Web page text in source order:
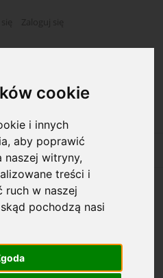
cookie
i innych
aby poprawić
naszej witryny,
treści i
ruch w naszej
pochodzą nasi